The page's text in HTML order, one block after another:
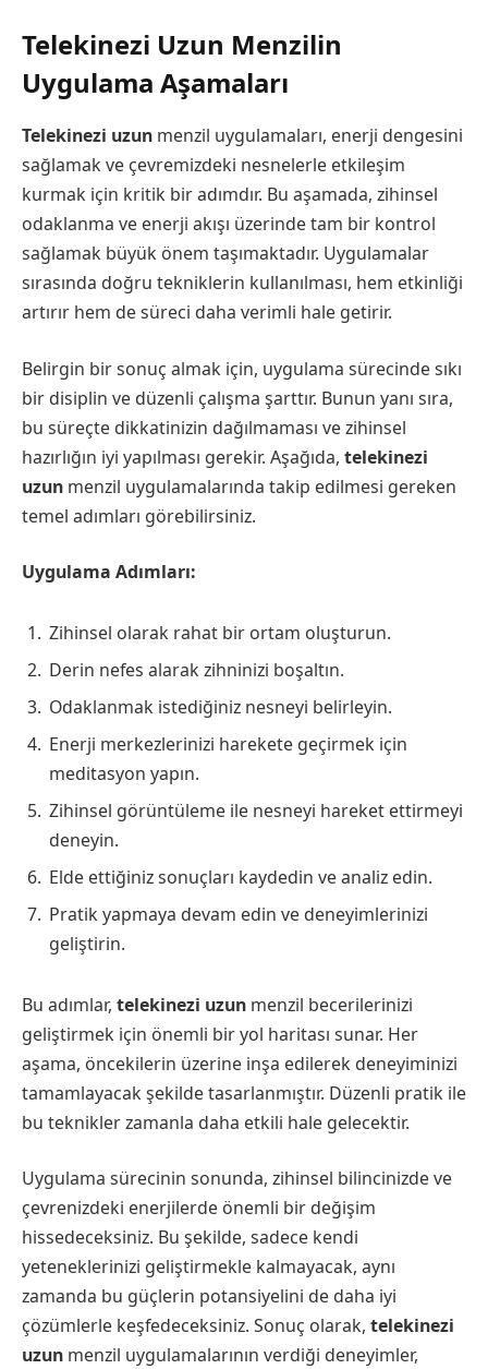
Telekinezi Uzun Menzilin
Uygulama Aşamaları
Telekinezi uzun menzil uygulamaları, enerji dengesini
sağlamak ve çevremizdeki nesnelerle etkileşim
kurmak için kritik bir adımdır. Bu aşamada, zihinsel
odaklanma ve enerji akışı üzerinde tam bir kontrol
sağlamak büyük önem taşımaktadır. Uygulamalar
sırasında doğru tekniklerin kullanılması, hem etkinliği
artırır hem de süreci daha verimli hale getirir.
Belirgin bir sonuç almak için, uygulama sürecinde sıkı
bir disiplin ve düzenli çalışma şarttır. Bunun yanı sıra,
bu süreçte dikkatinizin dağılmaması ve zihinsel
hazırlığın iyi yapılması gerekir. Aşağıda, telekinezi
uzun menzil uygulamalarında takip edilmesi gereken
temel adımları görebilirsiniz.
Uygulama Adımları:
Zihinsel olarak rahat bir ortam oluşturun.
Derin nefes alarak zihninizi boşaltın.
Odaklanmak istediğiniz nesneyi belirleyin.
Enerji merkezlerinizi harekete geçirmek için
meditasyon yapın.
Zihinsel görüntüleme ile nesneyi hareket ettirmeyi
deneyin.
Elde ettiğiniz sonuçları kaydedin ve analiz edin.
Pratik yapmaya devam edin ve deneyimlerinizi
geliştirin.
Bu adımlar, telekinezi uzun menzil becerilerinizi
geliştirmek için önemli bir yol haritası sunar. Her
aşama, öncekilerin üzerine inşa edilerek deneyiminizi
tamamlayacak şekilde tasarlanmıştır. Düzenli pratik ile
bu teknikler zamanla daha etkili hale gelecektir.
Uygulama sürecinin sonunda, zihinsel bilincinizde ve
çevrenizdeki enerjilerde önemli bir değişim
hissedeceksiniz. Bu şekilde, sadece kendi
yeteneklerinizi geliştirmekle kalmayacak, aynı
zamanda bu güçlerin potansiyelini de daha iyi
çözümlerle keşfedeceksiniz. Sonuç olarak, telekinezi
uzun menzil uygulamalarının verdiği deneyimler,